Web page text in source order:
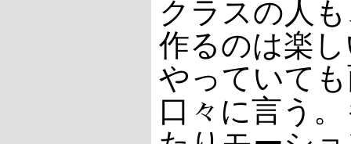
クラスの人
作るのは楽
やっていて
口々に言う